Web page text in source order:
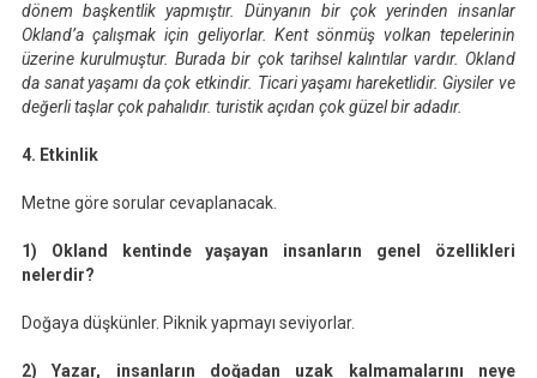
dönem başkentlik yapmıştır. Dünyanın bir çok yerinden insanlar
Okland’a çalışmak için geliyorlar. Kent sönmüş volkan tepelerinin
üzerine kurulmuştur. Burada bir çok tarihsel kalıntılar vardır. Okland
da sanat yaşamı da çok etkindir. Ticari yaşamı hareketlidir. Giysiler ve
değerli taşlar çok pahalıdır. turistik açıdan çok güzel bir adadır.
4. Etkinlik
Metne göre sorular cevaplanacak.
1) Okland kentinde yaşayan insanların genel özellikleri
nelerdir?
Doğaya düşkünler. Piknik yapmayı seviyorlar.
2) Yazar, insanların doğadan uzak kalmamalarını neye